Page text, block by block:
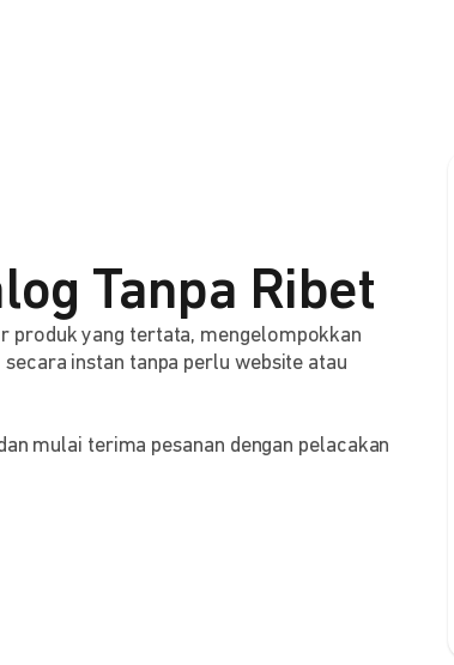
Tanpa Ribet
produk yang tertata, mengelompokkan
instan tanpa perlu website atau
mulai terima pesanan dengan pelacakan